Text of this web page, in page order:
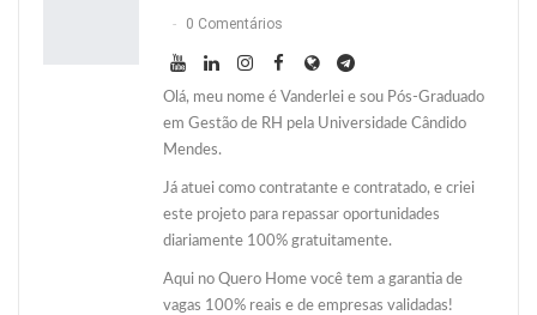
0 Comentários
Olá, meu nome é Vanderlei e sou Pós-Graduado
em Gestão de RH pela Universidade Cândido
Mendes.
Já atuei como contratante e contratado, e criei
este projeto para repassar oportunidades
diariamente 100% gratuitamente.
Aqui no Quero Home você tem a garantia de
vagas 100% reais e de empresas validadas!